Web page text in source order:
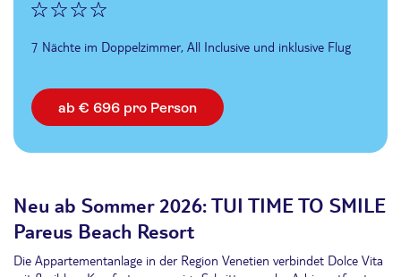
7 Nächte im Doppelzimmer, All Inclusive und inklusive Flug
ab € 696 pro Person
Neu ab Sommer 2026: TUI TIME TO SMILE
Pareus Beach Resort
Die Appartementanlage in der Region Venetien verbindet Dolce Vita